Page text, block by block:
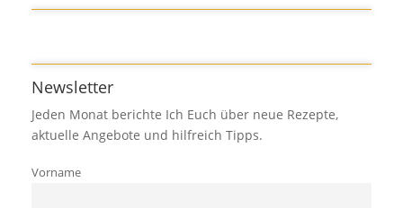
Newsletter
Jeden Monat berichte Ich Euch über neue Rezepte,
aktuelle Angebote und hilfreich Tipps.
Vorname